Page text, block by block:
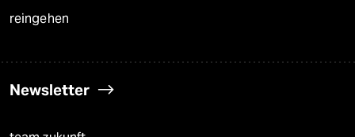
reingehen
Newsletter